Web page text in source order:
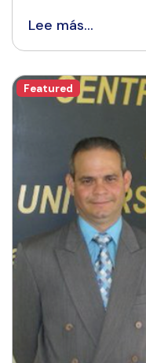
Lee más…
Featured